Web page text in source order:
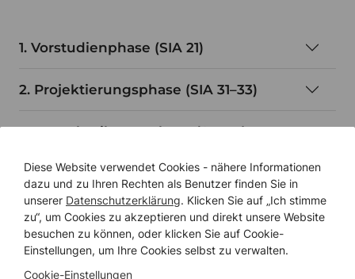
1. Vorstudienphase (SIA 21)
2. Projektierungsphase (SIA 31–33)
3. Ausschreibungsphase (SIA 41)
4. Realisierungsphase (SIA 51–53)
BRANDSCHUTZ-BUDGETRECHNER
Diese Website verwendet Cookies - nähere Informationen
dazu und zu Ihren Rechten als Benutzer finden Sie in
unserer Datenschutzerklärung. Klicken Sie auf „Ich stimme
zu“, um Cookies zu akzeptieren und direkt unsere Website
besuchen zu können, oder klicken Sie auf Cookie-
Einstellungen, um Ihre Cookies selbst zu verwalten.
Cookie-Einstellungen